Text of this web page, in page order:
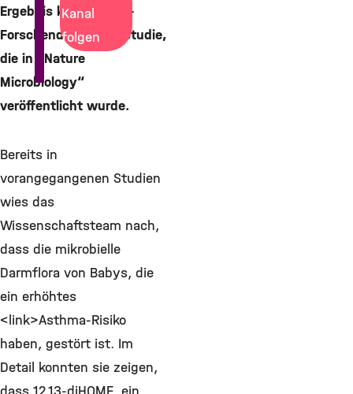
Ergebnis kommen US-
Forschende in einer Studie,
die in „Nature
Microbiology“
veröffentlicht wurde.
Bereits in
vorangegangenen Studien
wies das
Wissenschaftsteam nach,
dass die mikrobielle
Darmflora von Babys, die
ein erhöhtes
<link>Asthma-Risiko
haben, gestört ist. Im
Detail konnten sie zeigen,
Kanal
folgen